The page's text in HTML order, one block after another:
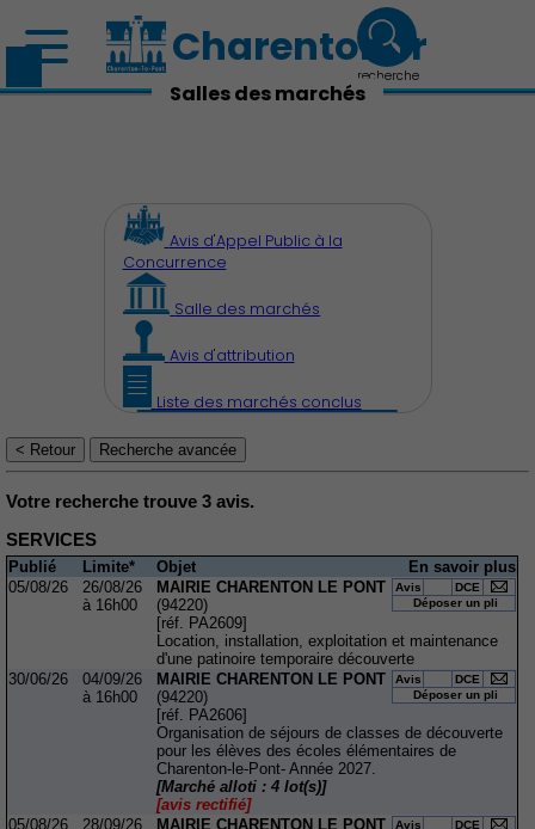
Découvrir Charenton
Démocratie locale
Famille
Action Sociale Solidarité
Charenton.fr
recherche
Salles des marchés
Avis d'Appel Public à la
Concurrence
Salle des marchés
Avis d'attribution
Liste des marchés conclus